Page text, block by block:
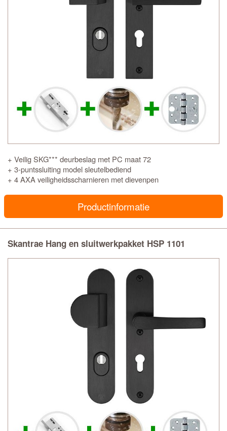
+ Veilig SKG*** deurbeslag met PC maat 72
+ 3-puntssluiting model sleutelbediend
+ 4 AXA veiligheidsscharnieren met dievenpen
Productinformatie
Skantrae Hang en sluitwerkpakket HSP 1101